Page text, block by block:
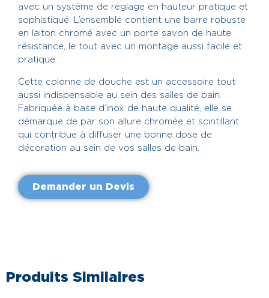
avec un système de réglage en hauteur pratique et
sophistiqué. L’ensemble contient une barre robuste
en laiton chromé avec un porte savon de haute
résistance, le tout avec un montage aussi facile et
pratique.
Cette colonne de douche est un accessoire tout
aussi indispensable au sein des salles de bain.
Fabriquée à base d’inox de haute qualité, elle se
démarque de par son allure chromée et scintillant
qui contribue à diffuser une bonne dose de
décoration au sein de vos salles de bain.
Demander un Devis
Produits Similaires